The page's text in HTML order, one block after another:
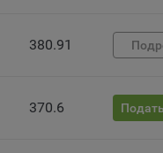
хранения предпочтений
или выбора языка, и для
настройки контента.
380.91
370.6